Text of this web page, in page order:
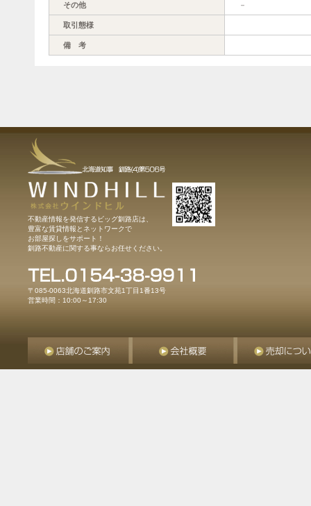
その他 －
取引態様
備 考
不動産情報を発信するビッグ釧路店は、
豊富な賃貸情報とネットワークで
お部屋探しをサポート！
釧路不動産に関する事ならお任せください。
〒085-0063北海道釧路市文苑1丁目1番13号
営業時間：10:00～17:30